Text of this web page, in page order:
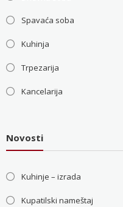
Spavaća soba
Kuhinja
Trpezarija
Kancelarija
Novosti
Kuhinje – izrada
Kupatilski nameštaj